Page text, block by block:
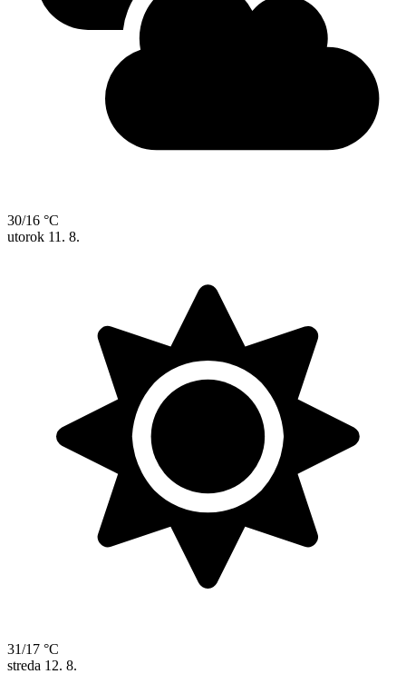
30/16 °C
utorok 11. 8.
31/17 °C
streda 12. 8.